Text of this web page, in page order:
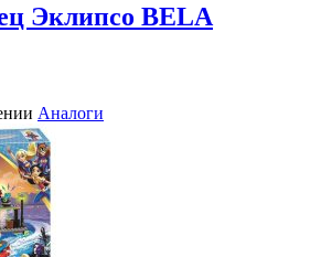
Эклипсо BELA
Аналоги